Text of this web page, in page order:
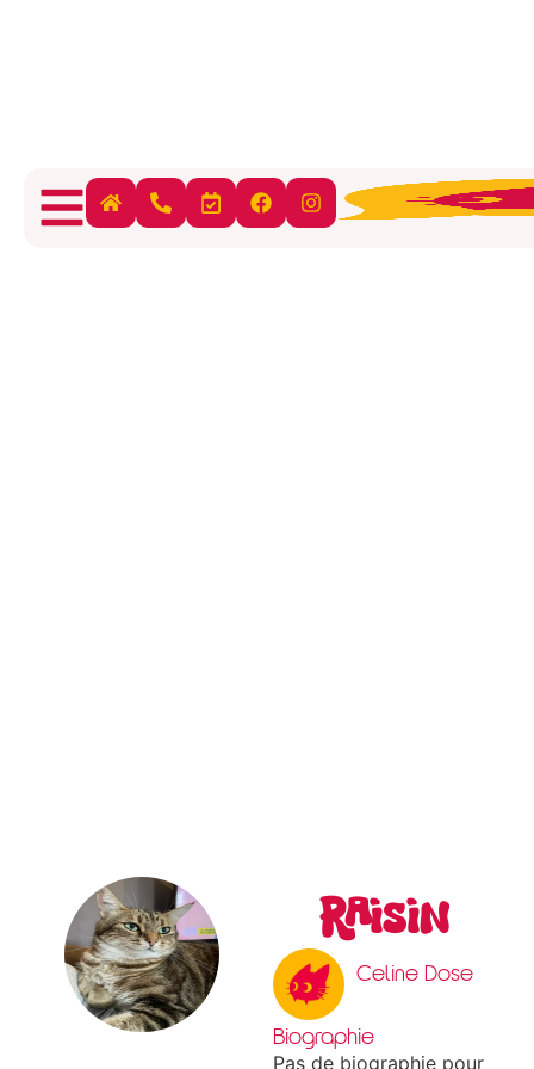
Raisin
Celine Dose
Biographie
Pas de biographie pour